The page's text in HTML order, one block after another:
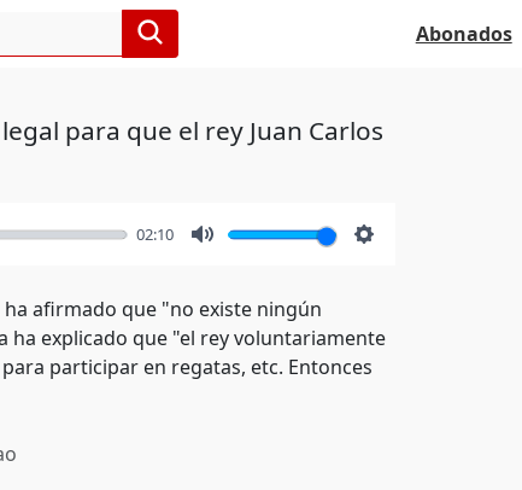
Abonados
para que el rey Juan Carlos
02:10
ha afirmado que "no existe ningún
ha explicado que "el rey voluntariamente
participar en regatas, etc. Entonces